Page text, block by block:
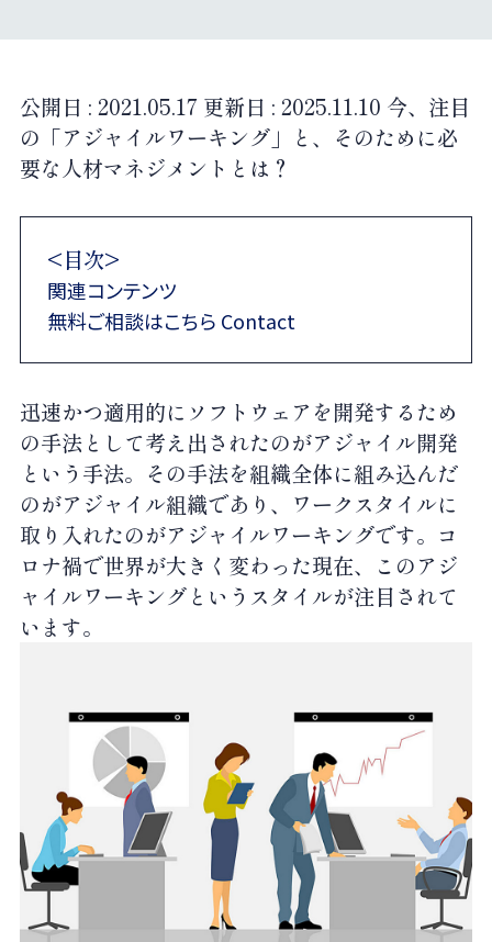
公開日 : 2021.05.17 更新日 : 2025.11.10 今、注目
の「アジャイルワーキング」と、そのために必
要な人材マネジメントとは？
<目次>
関連コンテンツ
無料ご相談はこちら Contact
迅速かつ適用的にソフトウェアを開発するため
の手法として考え出されたのがアジャイル開発
という手法。その手法を組織全体に組み込んだ
のがアジャイル組織であり、ワークスタイルに
取り入れたのがアジャイルワーキングです。コ
ロナ禍で世界が大きく変わった現在、このアジ
ャイルワーキングというスタイルが注目されて
います。